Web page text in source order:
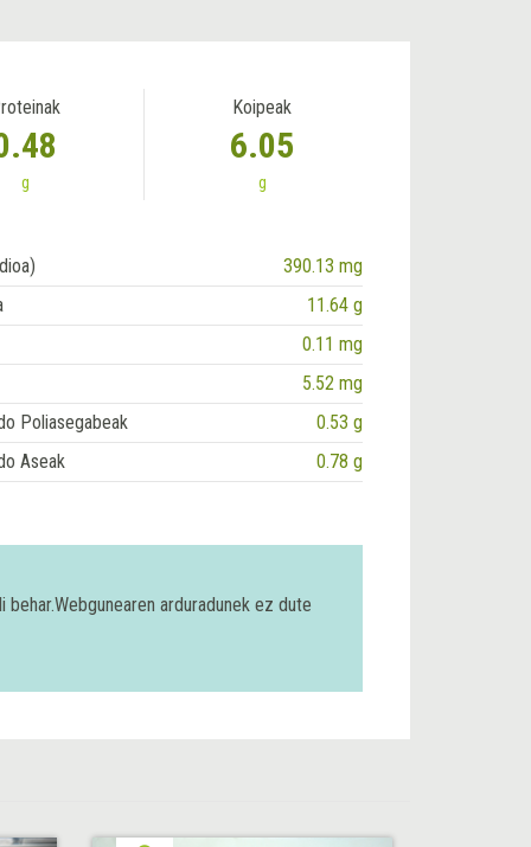
g
Koipeak
6.05
g
390.13 mg
11.64 g
0.11 mg
5.52 mg
Poliasegabeak
0.53 g
Aseak
0.78 g
arduradunek ez dute